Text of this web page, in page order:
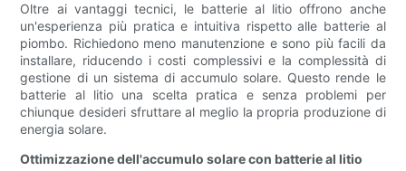
Oltre ai vantaggi tecnici, le batterie al litio offrono anche
un'esperienza più pratica e intuitiva rispetto alle batterie al
piombo. Richiedono meno manutenzione e sono più facili da
installare, riducendo i costi complessivi e la complessità di
gestione di un sistema di accumulo solare. Questo rende le
batterie al litio una scelta pratica e senza problemi per
chiunque desideri sfruttare al meglio la propria produzione di
energia solare.
Ottimizzazione dell'accumulo solare con batterie al litio